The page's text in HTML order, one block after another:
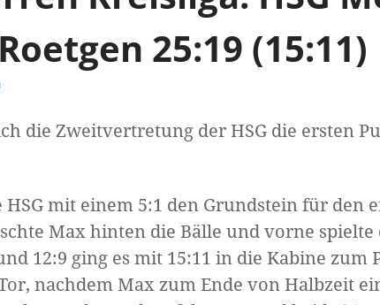
Roetgen 25:19 (15:11)
die Zweitvertretung der HSG die ersten
HSG mit einem 5:1 den Grundstein für den
Max hinten die Bälle und vorne
12:9 ging es mit 15:11 in die Kabine zum
nachdem Max zum Ende von Halbzeit